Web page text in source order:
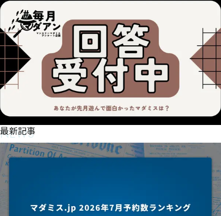
㊢㊾鶑宱㋑攘榠㊛㋎唙沤㊒蟋㊓㊬㊩㉍瓻儇㊽㌺㌻㊼嗃帆㋦哵㊞㊽㊜㋤㊫㋄溓㋋鶲寒㋏呛叇噆㋶嫃㊪
㋇㋈㊺㉬鶿察㊹周叔噓㌃嫐㊷㋔㋣㋸溮熤㋊㋼㍦㍧㋫㋝㌀㌒捴㋥㋩㋲諑啛㋵㌐㋏㋵抨㋔㋳㊏㊛蓿㋕鷦
将㋾㌃㋽㌆㊥㌁㋞㋡贍㌈㌈㌂㌆㋥㌁㊥㍡㍺㍉㎣㋴㊵鷾尞㌚酘喃㋼㍂嚇㌾㌝㌃㌌㌜拔㋾帑哀竏紲㌔㌤
㌾㌟㌅ǃ㋐㌬㌉㌌㎆㍬㎠㌸㎀㍰㎀竢絅苕㌻㍛㋔粕㍗鸪届新樸㍂疊冖斵樽㍇㍇掊㍵㍊㌨㍄㌱㍩㌿㍵㍔㌯
㌽㍖⌔㋱
㌵㍶㍆㎀㍤聬廵鹌屬旒橚㍧絾㍡遯㎋㍫⌨㌅㏢㏅㏥㏀㍶㏙㏳㏾㏅跌梂㍲㍶駴㍩㍗㎧㍵㎣㍝㎂㌛
㇆㈌㇝㇭ㅲ唖扃ㅭ㆔㆔讁僎ㆇㆺㆩㅾ燫ㆵ婎ㅹㆤ㆞㆑ㆅㄻ㈐㇝㈨ㆦ㈪㈫ㆯ唍戈ㇽ㈍㉂㈱㉄㆕椻ㆶㆶ㇗ㆧ㆝ㆶ
㆛㇜ㅔ倪㇃㇆硇矞㇟覨吲ㆪㅠ㇯㇫㇊里悷㇏抅ㆿㆴ㇂ㇵ㇙㇛㉋㈒㈹㈩识儓ㅵ
荠卽㇦哌㇡㇪ㅽ㉒㈟㉪㇌涸ㇰ鳗嫷㇥㇮㈲㉧㉼㈺㈭㈲㉕㇥㇮侚ㇸ㆞㉾㉿㈧贍㈢ㇷ㈚㈅㇮㈯㈇ㇱ㈇㈲ㇸ
㈁㈑㈄ㆲ㈎讧㈋㈏ㇷ㈊㈚㈔㈇ㇻㆱ㈄㈾㉅舒ㇹ㈜㈝ㆹ慼㈨俨㈣砺枕㉑斚㈓㈨㉁㈛㈤㇈
㊝㉪㊵㈹㇘㊸㊹㉡赇㉜㈱㉔㇡㈽㈚㈝㉆㈥埲㈻㉄貳稒㈶㉆㇢㈿㉯㈰揵咅㈾㉎㇪㊿㊌㋗㉿森嬉筘㉜㉉㉙
擌楔㉝㉄㉗㉡㉍㊈㉣ㇾ㊀㉅㈁兝囃㉫㉛㉫㉴憓噻㉕抴㉚㉶㊘㉡㉷㉿立嶬碗㉿栣㊟㉢㉸㊁㈛懞㊊偊㊌㋵
㌍㌔㋪㉸㊷㉱噰㉹㊎㊧㊃㈭
㊃㊈㉼㈲湩㊡鶈宨源㉻㈺
㊖㊽㊣㋀㊭擵擘㊪㊚㊪㉑簇㊶枡兣㊕㋔㊺帓囋㋡嘧㊢㊸㊗㋟枮兰鱥孃š㌠㍎㌳㍈㌨㌃㌨Ū㉤鶷寗㋷鰬鉷
㋽㌚㋺㋾㌘㌘㋲㋻㋩㊟㌣㌏㌫㊣喀㌊㌏㋱㌊㌇㌱⋐㊭
扱㌝僝㌘赐㌽㌓㋹㍯㍿㎴㎣㎶㍍各㌨耂㌾僊㌓㌨㌚㍂㌨㌬㋈㌥㌷冠㌹豍翭㍠扛㌛㍚荛冫㌥㌬㌵耧橴㋚
㎯㍼㏇凂寴㍍Ȑȍ㍐㎺㏐㎉煦邚憎㌵券㌺㍖㍷㌺㍐㍚㍟㍙㍢㍞㌹㍁㍡㍠挖㌾㍹㍓㍜㌀
㏇㎥㎥㎖鍏㎙㍮㍌㍯疹凅㍴㍤㍴錒㍢唘㎝鏻唚㎀颸㍰㎣驻禗㍰㍨郐㎨㎉㍤㎋㎊㎒捁㎈㎅㎕㎏㎂㍶㌬橘
劉㎜劋茵㎠㎅㎿㎀啒㎷㎝㎦劕埻㎩㏄㎃㎥㎘㎗㍂㎟㎖㏂㎬澈㏈㏓㎷㏌铂㎶潤㏐㎦㏎㎪㏀㎺㍕刟拢㏂橷
拞㎱㎺㎠㏅捻㎣㏞㎺㍤
NEWS
最新記事